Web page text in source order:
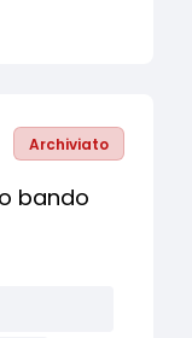
Archiviato
bando